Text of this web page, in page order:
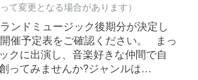
て変更となる場合があります）
ンドミュージック後期分が決定し
催予定表をご確認ください。 まっ
クに出演し、音楽好きな仲間で自
ってみませんか?ジャンルは…